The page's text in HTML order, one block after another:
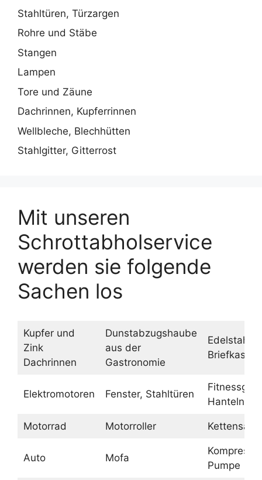
Stahltüren, Türzargen
Rohre und Stäbe
Stangen
Lampen
Tore und Zäune
Dachrinnen, Kupferrinnen
Wellbleche, Blechhütten
Stahlgitter, Gitterrost
Mit unseren
Schrottabholservice
werden sie folgende
Sachen los
Kupfer und
Zink
Dachrinnen
Dunstabzugshaube
aus der
Gastronomie
Edelstahl
Briefkasten
Elektromotoren Fenster, Stahltüren
Hanteln
Motorrad Motorroller Kettensäge
Auto Mofa
Pumpe